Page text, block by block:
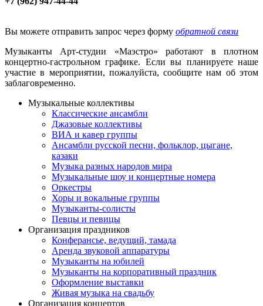
Вы можете отправить запрос через форму обратной связи
Музыканты Арт-студии «Маэстро» работают в плотном
концертно-гастрольном графике. Если вы планируете наше
участие в мероприятии, пожалуйста, сообщите нам об этом
заблаговременно.
Музыкальные коллективы
Классические ансамбли
Джазовые коллективы
ВИА и кавер группы
Ансамбли русской песни, фольклор, цыгане,
казаки
Музыка разных народов мира
Музыкальные шоу и концертные номера
Оркестры
Хоры и вокальные группы
Музыканты-солисты
Певцы и певицы
Организация праздников
Конферансье, ведущий, тамада
Аренда звуковой аппаратуры
Музыканты на юбилей
Музыканты на корпоративный праздник
Оформление выставки
Живая музыка на свадьбу
Организация концертов